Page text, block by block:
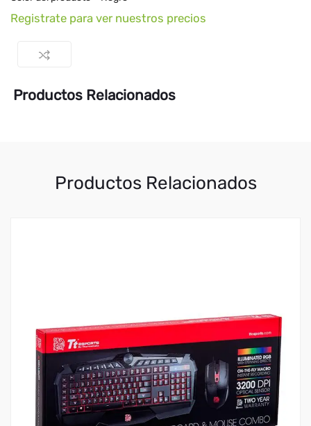
Registrate para ver nuestros precios
Productos Relacionados
Productos Relacionados